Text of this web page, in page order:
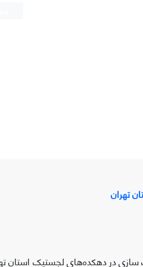
تهران
در دهکده‌های لجستیک استان